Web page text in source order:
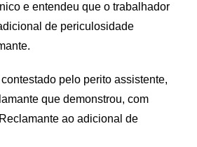
e entendeu que o trabalhador
de periculosidade
pelo perito assistente,
que demonstrou, com
ao adicional de